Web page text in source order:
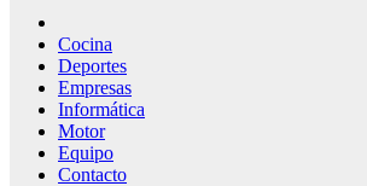
Cocina
Deportes
Empresas
Informática
Motor
Equipo
Contacto